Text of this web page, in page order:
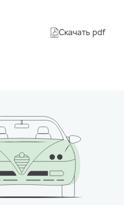
Скачать pdf